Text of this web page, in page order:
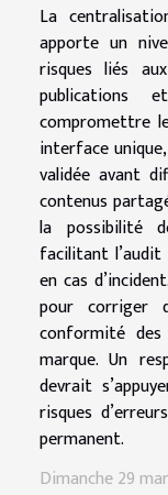
La
apporte un
risques liés
publications
compromettre
interface
validée avant
contenus
la possibilité
facilitant
en cas
pour corriger
conformité
marque. Un
devrait
risques
permanent.
Dimanche 29